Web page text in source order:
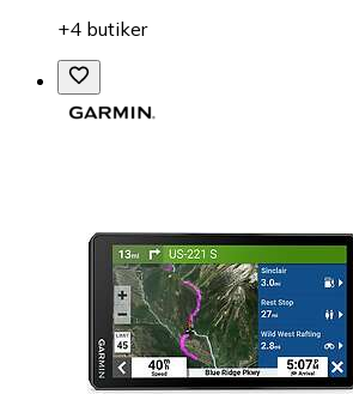
+4 butiker